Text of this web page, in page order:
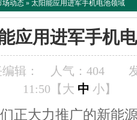
场动态 » 太阳能应用进军手机电池领域
应用进军手机
辑： 人气： 404
11:50【 大 中 小】
正大力推广的新能